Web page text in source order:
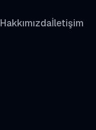
Hakkımızdaİletişim